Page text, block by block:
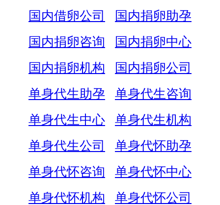
国内借卵公司
国内捐卵助孕
国内捐卵咨询
国内捐卵中心
国内捐卵机构
国内捐卵公司
单身代生助孕
单身代生咨询
单身代生中心
单身代生机构
单身代生公司
单身代怀助孕
单身代怀咨询
单身代怀中心
单身代怀机构
单身代怀公司